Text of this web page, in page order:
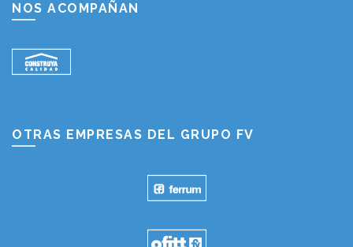
NOS ACOMPAÑAN
OTRAS EMPRESAS DEL GRUPO FV